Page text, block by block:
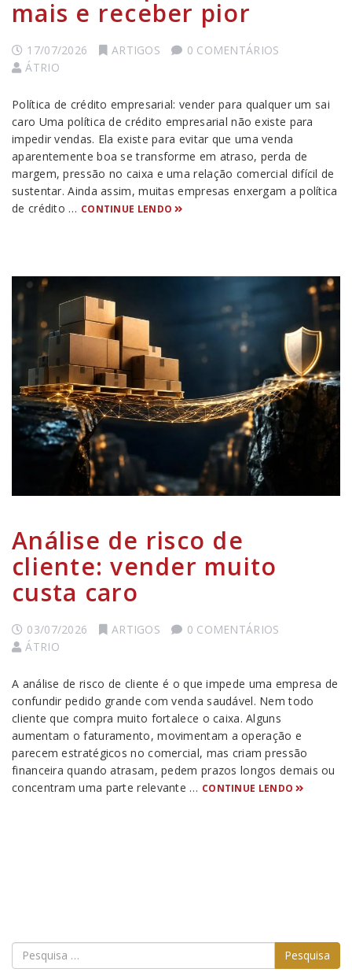
mais e receber pior
17/07/2026 ARTIGOS
0 COMENTÁRIOS
ÁTRIO
Política de crédito empresarial: vender para qualquer um sai
caro Uma política de crédito empresarial não existe para
impedir vendas. Ela existe para evitar que uma venda
aparentemente boa se transforme em atraso, perda de
margem, pressão no caixa e uma relação comercial difícil de
sustentar. Ainda assim, muitas empresas enxergam a política
de crédito … CONTINUE LENDO
Análise de risco de
cliente: vender muito
custa caro
03/07/2026 ARTIGOS
0 COMENTÁRIOS
ÁTRIO
A análise de risco de cliente é o que impede uma empresa de
confundir pedido grande com venda saudável. Nem todo
cliente que compra muito fortalece o caixa. Alguns
aumentam o faturamento, movimentam a operação e
parecem estratégicos no comercial, mas criam pressão
financeira quando atrasam, pedem prazos longos demais ou
concentram uma parte relevante … CONTINUE LENDO